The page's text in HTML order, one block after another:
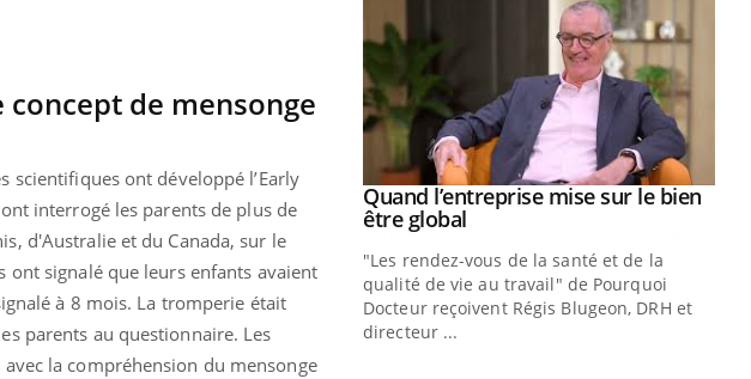
de mensonge
scientifiques ont développé l’Early
interrogé les parents de plus de
d'Australie et du Canada, sur le
signalé que leurs enfants avaient
à 8 mois. La tromperie était
parents au questionnaire. Les
la compréhension du mensonge
COUP DE FOOD sur le diabèteYoutube
Coup de food sur le diabète, c'est votre
nouveau rendez-vous culinaire qui
bouscule les idées reçues ! Dans cet
épisode, une ...
Youtube
Quand l’entreprise mise sur le bien
être globalYoutube
"Les rendez-vous de la santé et de la
qualité de vie au travail" de Pourquoi
Docteur reçoivent Régis Blugeon, DRH et
directeur ...